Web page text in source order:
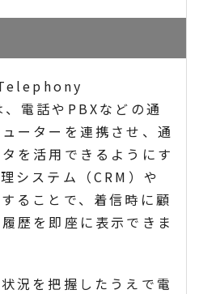
電話やPBXなどの通
ーターを連携させ、通
を活用できるようにす
システム（CRM）や
ることで、着信時に顧
歴を即座に表示できま
況を把握したうえで電